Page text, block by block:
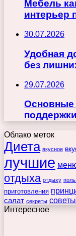
Мебель
интерьер
30.07.2026
Удобная
без
29.07.2026
Основные
Облако меток
Диета вкусное
лучшие
отдыха отдыху
приготовления
салат секреты советы
Интересное